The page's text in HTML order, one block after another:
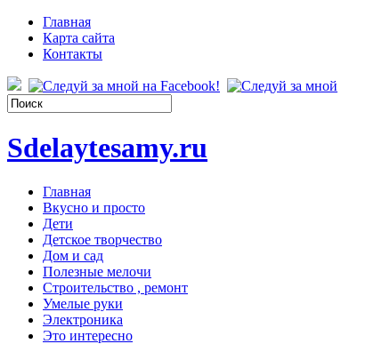
Главная
Карта сайта
Контакты
Sdelaytesamy.ru
Главная
Вкусно и просто
Дети
Детское творчество
Дом и сад
Полезные мелочи
Строительство , ремонт
Умелые руки
Электроника
Это интересно